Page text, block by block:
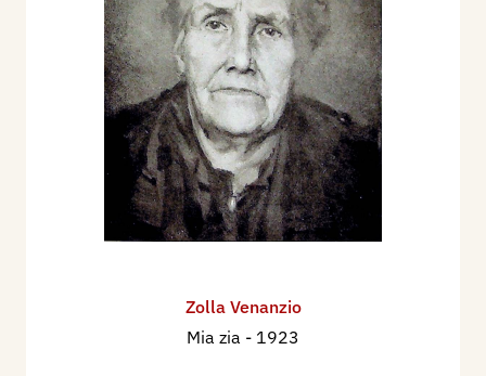
Zolla Venanzio
Mia zia - 1923